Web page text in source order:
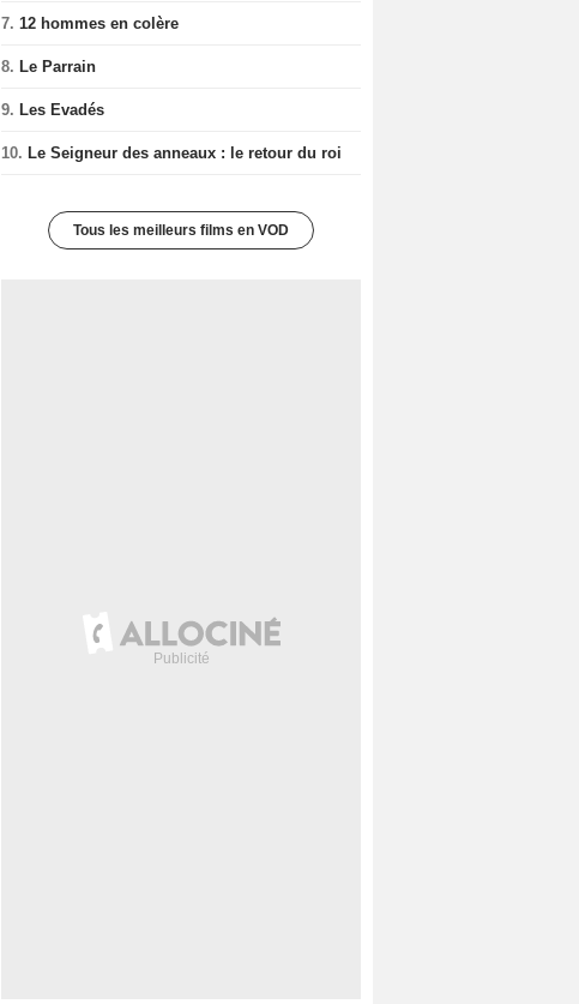
7. 12 hommes en colère
8. Le Parrain
9. Les Evadés
10. Le Seigneur des anneaux : le retour du roi
Tous les meilleurs films en VOD